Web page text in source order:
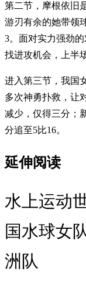
第二节，摩根依旧
游刃有余的她带领
3。面对实力强劲
找进攻机会，上半
进入第三节，我国
多次神勇扑救，让
减少，仅得三分；
分追至5比16。
延伸阅读
水上运动
国水球女
洲队